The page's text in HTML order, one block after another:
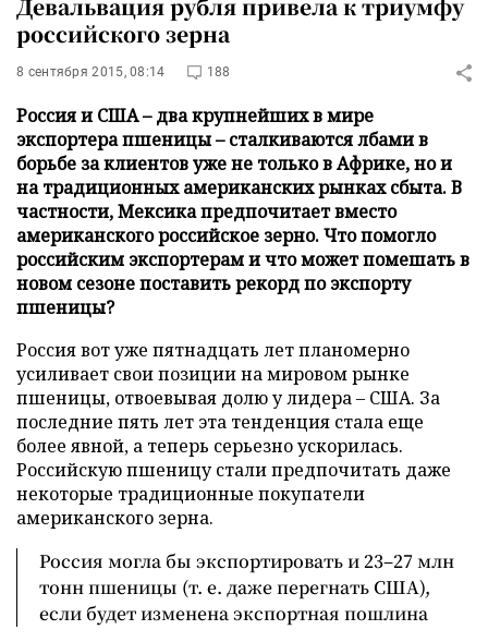
Девальвация рубля привела к триумфу
российского зерна
8 сентября 2015, 08:14 188
Россия и США – два крупнейших в мире
экспортера пшеницы – сталкиваются лбами в
борьбе за клиентов уже не только в Африке, но и
на традиционных американских рынках сбыта. В
частности, Мексика предпочитает вместо
американского российское зерно. Что помогло
российским экспортерам и что может помешать в
новом сезоне поставить рекорд по экспорту
пшеницы?
Россия вот уже пятнадцать лет планомерно
усиливает свои позиции на мировом рынке
пшеницы, отвоевывая долю у лидера – США. За
последние пять лет эта тенденция стала еще
более явной, а теперь серьезно ускорилась.
Российскую пшеницу стали предпочитать даже
некоторые традиционные покупатели
американского зерна.
Россия могла бы экспортировать и 23–27 млн
тонн пшеницы (т. е. даже перегнать США),
если будет изменена экспортная пошлина